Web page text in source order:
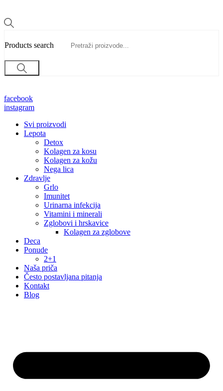
Products search
facebook
instagram
Svi proizvodi
Lepota
Detox
Kolagen za kosu
Kolagen za kožu
Nega lica
Zdravlje
Grlo
Imunitet
Urinarna infekcija
Vitamini i minerali
Zglobovi i hrskavice
Kolagen za zglobove
Deca
Ponude
2+1
Naša priča
Često postavljana pitanja
Kontakt
Blog